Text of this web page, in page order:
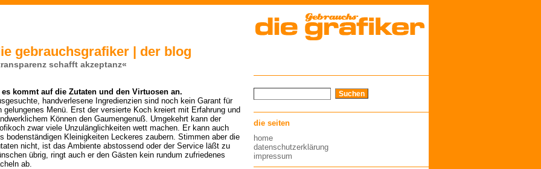
gebrauchsgrafiker | der blog
schafft akzeptanz«
kommt auf die Zutaten und den Virtuosen an.
handverlesene Ingredienzien sind noch kein Garant für
gelungenes Menü. Erst der versierte Koch kreiert mit Erfahrung und
Können den Gaumengenuß. Umgekehrt kann der
zwar viele Unzulänglichkeiten wett machen. Er kann auch
bodenständigen Kleinigkeiten Leckeres zaubern. Stimmen aber die
nicht, ist das Ambiente abstossend oder der Service läßt zu
übrig, ringt auch er den Gästen kein rundum zufriedenes
ab.
die seiten
home
datenschutzerklärung
impressum